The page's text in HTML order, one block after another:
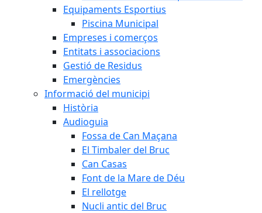
Equipaments Esportius
Piscina Municipal
Empreses i comerços
Entitats i associacions
Gestió de Residus
Emergències
Informació del municipi
Història
Audioguia
Fossa de Can Maçana
El Timbaler del Bruc
Can Casas
Font de la Mare de Déu
El rellotge
Nucli antic del Bruc